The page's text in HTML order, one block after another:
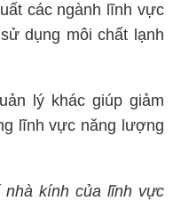
các ngành lĩnh vực
dụng môi chất lạnh
lý khác giúp giảm
lĩnh vực năng lượng
kính của lĩnh vực